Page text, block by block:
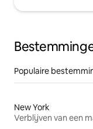
Populaire
New York
Verblijven van een